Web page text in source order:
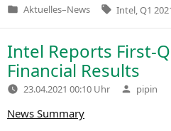
Veröffentlicht
Aktuelles–News Tags:
Intel Q1
Intel Reports First-
Financial Results
23.04.2021 00:10 Uhr Verfasst
von
pipin
News Sum­ma­ry